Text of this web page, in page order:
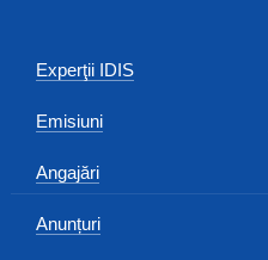
Experţii IDIS
Emisiuni
Angajări
Anunțuri